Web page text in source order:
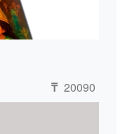
₸ 20090